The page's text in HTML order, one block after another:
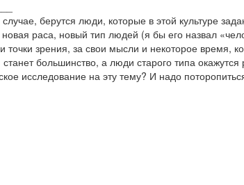
берутся люди, которые в этой культуре
раса, новый тип людей (я бы его назвал
зрения, за свои мысли и некоторое время,
большинство, а люди старого типа окажутся
исследование на эту тему? И надо